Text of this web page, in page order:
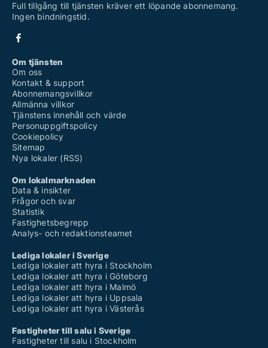
Full tillgång till tjänsten kräver ett löpande abonnemang.
Ingen bindningstid.
Om tjänsten
Om oss
Kontakt & support
Abonnemangsvillkor
Allmänna villkor
Tjänstens innehåll och värde
Personuppgiftspolicy
Cookiepolicy
Sitemap
Nya lokaler (RSS)
Om lokalmarknaden
Data & insikter
Frågor och svar
Statistik
Fastighetsbegrepp
Analys- och redaktionsteamet
Lediga lokaler i Sverige
Lediga lokaler att hyra i Stockholm
Lediga lokaler att hyra i Göteborg
Lediga lokaler att hyra i Malmö
Lediga lokaler att hyra i Uppsala
Lediga lokaler att hyra i Västerås
Fastigheter till salu i Sverige
Fastigheter till salu i Stockholm